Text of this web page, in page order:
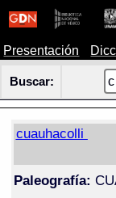
Presentación
Buscar:
cuauhacolli
Paleografía: